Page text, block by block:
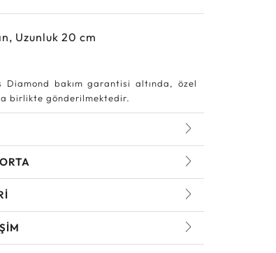
Uzunluk 20 cm
Diamond bakım garantisi altında, özel
birlikte gönderilmektedir.